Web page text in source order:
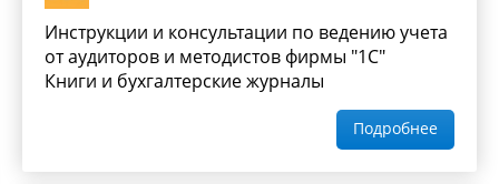
Инструкции и консультации по ведению учета
от аудиторов и методистов фирмы "1С"
Книги и бухгалтерские журналы
Подробнее